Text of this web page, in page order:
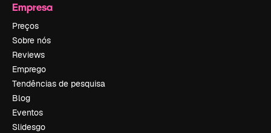
Empresa
Preços
Sobre nós
Reviews
Emprego
Tendências de pesquisa
Blog
Eventos
Slidesgo